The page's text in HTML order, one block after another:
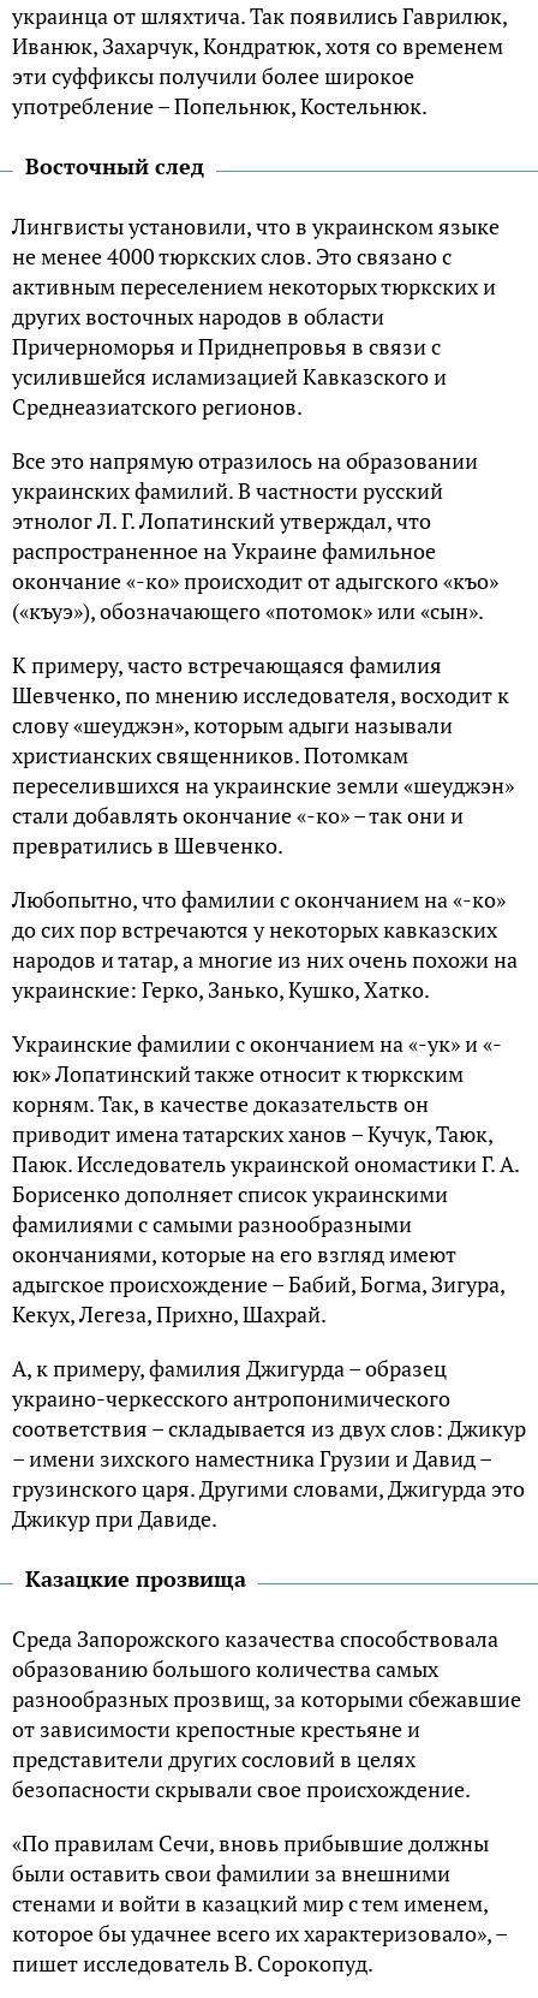
украинца от шляхтича. Так появились Гаврилюк,
Иванюк, Захарчук, Кондратюк, хотя со временем
эти суффиксы получили более широкое
употребление – Попельнюк, Костельнюк.
Восточный след
Лингвисты установили, что в украинском языке
не менее 4000 тюркских слов. Это связано с
активным переселением некоторых тюркских и
других восточных народов в области
Причерноморья и Приднепровья в связи с
усилившейся исламизацией Кавказского и
Среднеазиатского регионов.
Все это напрямую отразилось на образовании
украинских фамилий. В частности русский
этнолог Л. Г. Лопатинский утверждал, что
распространенное на Украине фамильное
окончание «-ко» происходит от адыгского «къо»
(«къуэ»), обозначающего «потомок» или «сын».
К примеру, часто встречающаяся фамилия
Шевченко, по мнению исследователя, восходит к
слову «шеуджэн», которым адыги называли
христианских священников. Потомкам
переселившихся на украинские земли «шеуджэн»
стали добавлять окончание «-ко» – так они и
превратились в Шевченко.
Любопытно, что фамилии с окончанием на «-ко»
до сих пор встречаются у некоторых кавказских
народов и татар, а многие из них очень похожи на
украинские: Герко, Занько, Кушко, Хатко.
Украинские фамилии с окончанием на «-ук» и «-
юк» Лопатинский также относит к тюркским
корням. Так, в качестве доказательств он
приводит имена татарских ханов – Кучук, Таюк,
Паюк. Исследователь украинской ономастики Г. А.
Борисенко дополняет список украинскими
фамилиями с самыми разнообразными
окончаниями, которые на его взгляд имеют
адыгское происхождение – Бабий, Богма, Зигура,
Кекух, Легеза, Прихно, Шахрай.
А, к примеру, фамилия Джигурда – образец
украино-черкесского антропонимического
соответствия – складывается из двух слов: Джикур
– имени зихского наместника Грузии и Давид –
грузинского царя. Другими словами, Джигурда это
Джикур при Давиде.
Казацкие прозвища
Среда Запорожского казачества способствовала
образованию большого количества самых
разнообразных прозвищ, за которыми сбежавшие
от зависимости крепостные крестьяне и
представители других сословий в целях
безопасности скрывали свое происхождение.
«По правилам Сечи, вновь прибывшие должны
были оставить свои фамилии за внешними
стенами и войти в казацкий мир с тем именем,
которое бы удачнее всего их характеризовало», –
пишет исследователь В. Сорокопуд.